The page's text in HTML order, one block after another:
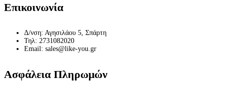
Επικοινωνία
Δ/νση: Αγησιλάου 5, Σπάρτη
Τηλ: 2731082020
Email: sales@like-you.gr
Ασφάλεια Πληρωμών